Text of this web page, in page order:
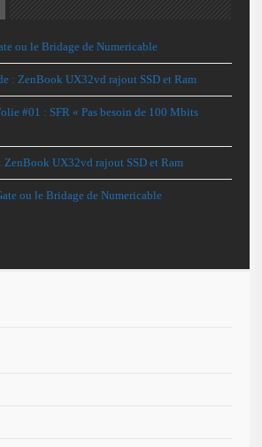
ou le Bridage de Numericable
: ZenBook UX32vd rajout SSD et Ram
#01 : SFR « Pas besoin de 100 Mbits
ZenBook UX32vd rajout SSD et Ram
ou le Bridage de Numericable